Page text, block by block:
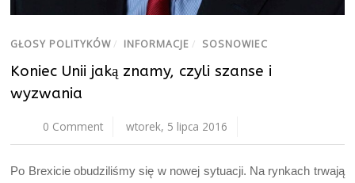
GŁOSY POLITYKÓW / INFORMACJE / SOSNOWIEC
Koniec Unii jaką znamy, czyli szanse i
wyzwania
0 Comment wtorek, 5 lipca 2016
Po Brexicie obudziliśmy się w nowej sytuacji. Na rynkach trwają